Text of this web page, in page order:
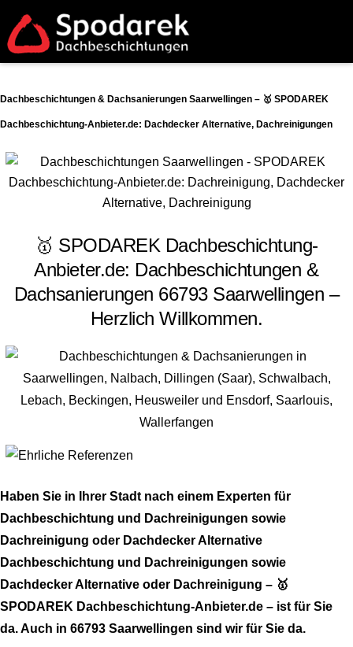
Dachbeschichtungen & Dachsanierungen Saarwellingen – 🥇 SPODAREK
Dachbeschichtung-Anbieter.de: Dachdecker Alternative, Dachreinigungen
🥇 SPODAREK Dachbeschichtung-
Anbieter.de: Dachbeschichtungen &
Dachsanierungen 66793 Saarwellingen –
Herzlich Willkommen.
Haben Sie in Ihrer Stadt nach einem Experten für
Dachbeschichtung und Dachreinigungen sowie
Dachreinigung oder Dachdecker Alternative
Dachbeschichtung und Dachreinigungen sowie
Dachdecker Alternative oder Dachreinigung – 🥇
SPODAREK Dachbeschichtung-Anbieter.de – ist für Sie
da. Auch in 66793 Saarwellingen sind wir für Sie da.